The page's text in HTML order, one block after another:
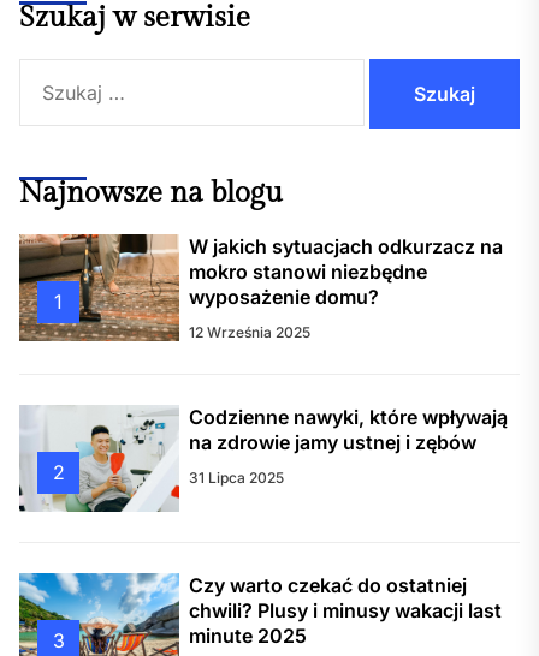
Szukaj w serwisie
Najnowsze na blogu
1
W jakich sytuacjach odkurzacz na
mokro stanowi niezbędne
wyposażenie domu?
12 Września 2025
2
Codzienne nawyki, które wpływają
na zdrowie jamy ustnej i zębów
31 Lipca 2025
3
Czy warto czekać do ostatniej
chwili? Plusy i minusy wakacji last
minute 2025